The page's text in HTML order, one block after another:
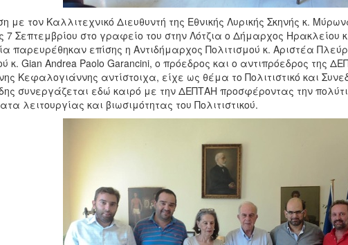
με τον Καλλιτεχνικό Διευθυντή της Εθνικής Λυρικής Σκηνής κ.
7 Σεπτεμβρίου στο γραφείο του στην Λότζια ο Δήμαρχος Ηρακλείου
παρευρέθηκαν επίσης η Αντιδήμαρχος Πολιτισμού κ. Αριστέα
κ. Gian Andrea Paolo Garancini, ο πρόεδρος και ο αντιπρόεδρος της
Κεφαλογιάννης αντίστοιχα, είχε ως θέμα το Πολιτιστικό και
συνεργάζεται εδώ καιρό με την ΔΕΠΤΑΗ προσφέροντας την
λειτουργίας και βιωσιμότητας του Πολιτιστικού.